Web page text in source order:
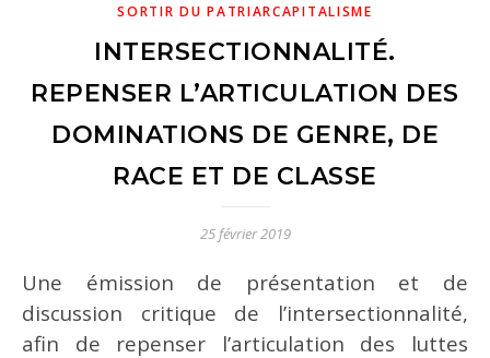
SORTIR DU PATRIARCAPITALISME
INTERSECTIONNALITÉ.
REPENSER L’ARTICULATION DES
DOMINATIONS DE GENRE, DE
RACE ET DE CLASSE
25 février 2019
Une émission de présentation et de
discussion critique de l’intersectionnalité,
afin de repenser l’articulation des luttes